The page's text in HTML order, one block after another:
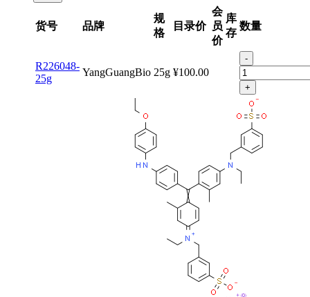
货号 品牌
规
格
目录价
会
员
价
库
存
数量
R226048-
25g
YangGuangBio 25g ¥100.00
-
+